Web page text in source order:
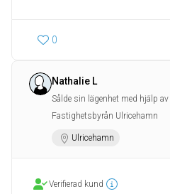
0
Nathalie L
Sålde sin lägenhet med hjälp av
Fastighetsbyrån Ulricehamn
Ulricehamn
Verifierad kund